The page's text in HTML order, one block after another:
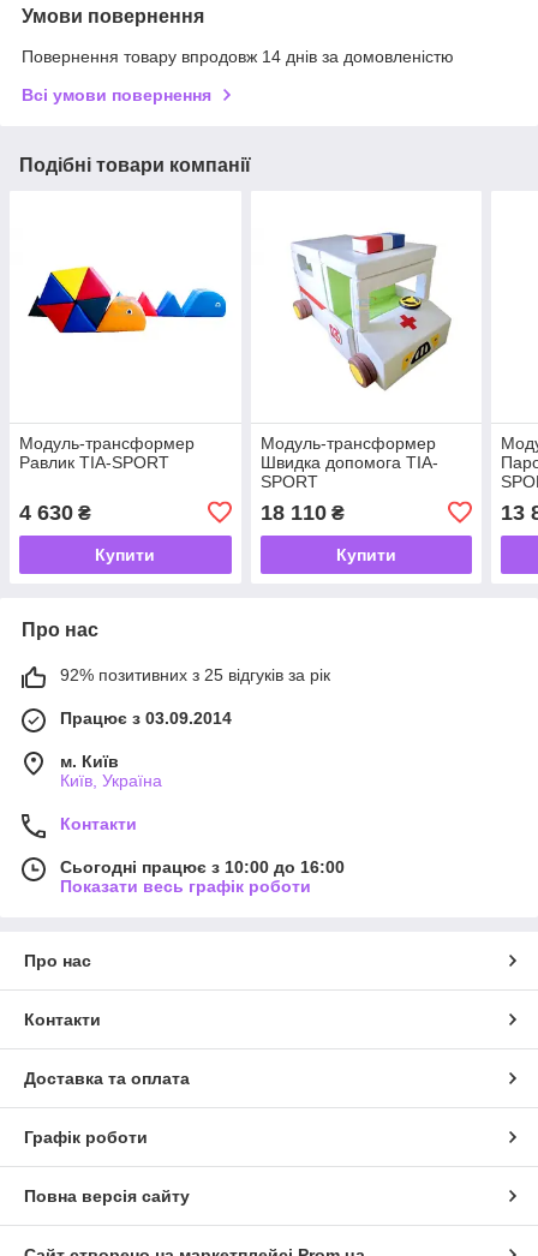
Умови повернення
Повернення товару впродовж 14 днів за домовленістю
Всі умови повернення
Подібні товари компанії
Модуль-трансформер
Равлик TIA-SPORT
4 630 ₴
Купити
Модуль-трансформер
Швидка допомога TIA-
SPORT
18 110₴
Купити
13
Про нас
92% позитивних з 25 відгуків за рік
Працює з 03.09.2014
м. Київ
Київ, Україна
Контакти
Сьогодні працює з 10:00 до 16:00
Показати весь графік роботи
Про нас
Контакти
Доставка та оплата
Графік роботи
Повна версія сайту